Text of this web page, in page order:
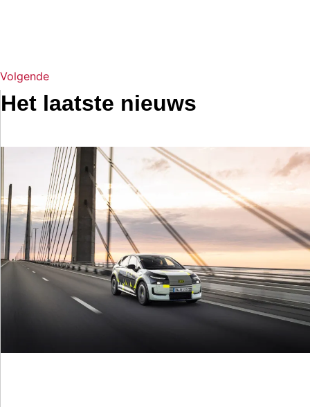
Volgende
Het laatste nieuws